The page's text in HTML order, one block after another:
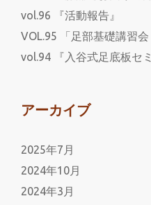
vol.96 『活動報告』
VOL.95 「足部基礎講習
vol.94 『入谷式足底板セ
アーカイブ
2025年7月
2024年10月
2024年3月